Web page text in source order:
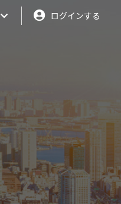
ログインする